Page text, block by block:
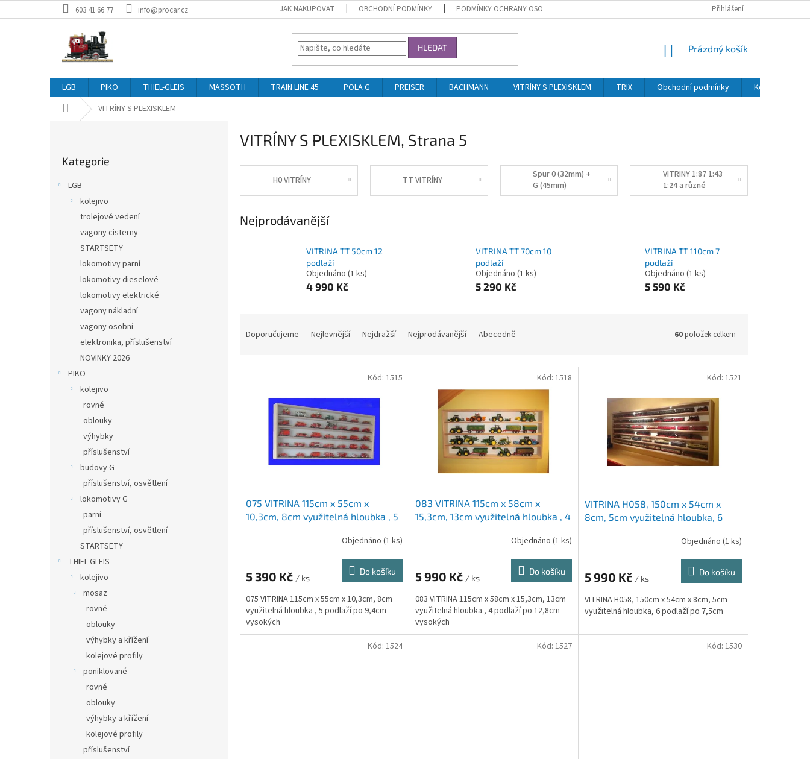
na
603 41 66 77 info@procar.cz JAK NAKUPOVAT OBCHODNÍ PODMÍNKY PODMÍNKY OCHRANY OSOBNÍCH ÚDAJŮ Přihlášení
HLEDAT
NÁKUPNÍ
Prázdný košík
LGB PIKO THIEL-GLEIS MASSOTH TRAIN LINE 45 POLA G PREISER BACHMANN VITRÍNY S PLEXISKLEM TRIX Obchodní podmínky
Kontakty
Domů VITRÍNY S PLEXISKLEM
kategorie
Kategorie
LGB
kolejivo
trolejové vedení
vagony cisterny
STARTSETY
lokomotivy parní
lokomotivy dieselové
lokomotivy elektrické
vagony nákladní
vagony osobní
elektronika, příslušenství
NOVINKY 2026
PIKO
kolejivo
rovné
oblouky
výhybky
příslušenství
budovy G
příslušenství, osvětlení
lokomotivy G
parní
příslušenství, osvětlení
STARTSETY
THIEL-GLEIS
kolejivo
mosaz
rovné
oblouky
výhybky a křížení
kolejové profily
poniklované
rovné
oblouky
výhybky a křížení
kolejové profily
příslušenství
VITRÍNY S PLEXISKLEM, Strana 5
H0 VITRÍNY TT VITRÍNY
Spur 0 (32mm) +
G (45mm)
VITRÍNY
VITRINY 1:87 1:43
1:24 a různé
Nejprodávanější
VITRINA TT 50cm 12
podlaží
Objednáno (1 ks)
4 990 Kč
VITRINA TT 70cm 10
podlaží
Objednáno (1 ks)
5 290 Kč
VITRINA TT 110cm 7
podlaží
Objednáno (1 ks)
5 590 Kč
Doporučujeme Nejlevnější Nejdražší Nejprodávanější Abecedně 60položek celkem
075 VITRINA 115cm x 55cm x
10,3cm, 8cm využitelná hloubka , 5
Objednáno (1 ks)
5 390 Kč / ks
Do košíku
075 VITRINA 115cm x 55cm x 10,3cm, 8cm
využitelná hloubka , 5 podlaží po 9,4cm
vysokých
Kód: 1515
083 VITRINA 115cm x 58cm x
15,3cm, 13cm využitelná hloubka , 4
Objednáno (1 ks)
5 990 Kč / ks
Do košíku
083 VITRINA 115cm x 58cm x 15,3cm, 13cm
využitelná hloubka , 4 podlaží po 12,8cm
vysokých
Kód: 1518
VITRINA H058, 150cm x 54cm x
8cm, 5cm využitelná hloubka, 6
Objednáno (1 ks)
5 990 Kč / ks
Do košíku
VITRINA H058, 150cm x 54cm x 8cm, 5cm
využitelná hloubka, 6 podlaží po 7,5cm
Kód: 1521
Kód: 1524 Kód: 1527 Kód: 1530